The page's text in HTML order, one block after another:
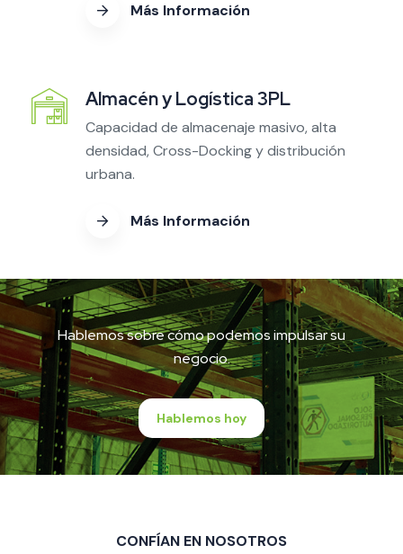
Más Información
Almacén y Logística 3PL
Capacidad de almacenaje masivo, alta
densidad, Cross-Docking y distribución
urbana.
Más Información
Hablemos sobre cómo podemos impulsar su
negocio.
Hablemos hoy
CONFÍAN EN NOSOTROS